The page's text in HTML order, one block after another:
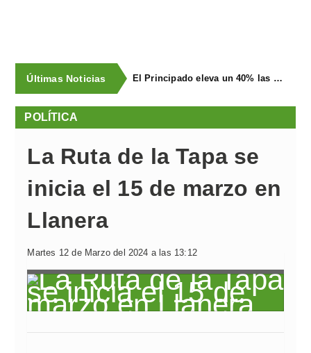
Últimas Noticias El Principado eleva un 40% las ayudas a la producción ecológica, que superan los cuatro millones de euros
POLÍTICA
La Ruta de la Tapa se
inicia el 15 de marzo en
Llanera
Martes 12 de Marzo del 2024 a las 13:12